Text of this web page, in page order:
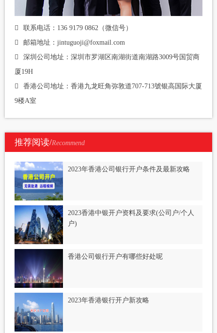
联系电话：136 9179 0862（微信号）
邮箱地址：jintuguoji@foxmail.com
深圳公司地址：深圳市罗湖区南湖街道南湖路3009号国贸商
厦19H
香港公司地址：香港九龙旺角弥敦道707-713號银高国际大厦
9楼A室
推荐阅读/Recommend
2023年香港公司银行开户条件及最新攻略
2023香港中银开户资料及要求(公司户/个人
户)
香港公司银行开户有哪些好处呢
2023年香港银行开户新攻略